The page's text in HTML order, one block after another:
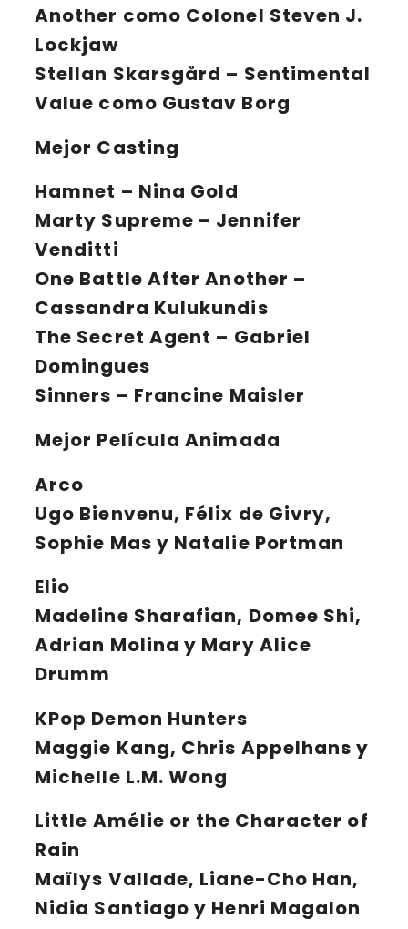
Another como Colonel Steven J.
Lockjaw
Stellan Skarsgård – Sentimental
Value como Gustav Borg
Mejor Casting
Hamnet – Nina Gold
Marty Supreme – Jennifer
Venditti
One Battle After Another –
Cassandra Kulukundis
The Secret Agent – Gabriel
Domingues
Sinners – Francine Maisler
Mejor Película Animada
Arco
Ugo Bienvenu, Félix de Givry,
Sophie Mas y Natalie Portman
Elio
Madeline Sharafian, Domee Shi,
Adrian Molina y Mary Alice
Drumm
KPop Demon Hunters
Maggie Kang, Chris Appelhans y
Michelle L.M. Wong
Little Amélie or the Character of
Rain
Maïlys Vallade, Liane-Cho Han,
Nidia Santiago y Henri Magalon